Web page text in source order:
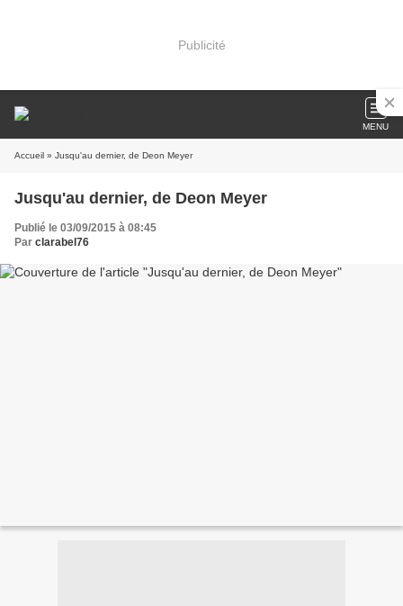
Publicité
MENU
Accueil » Jusqu'au dernier, de Deon Meyer
Jusqu'au dernier, de Deon Meyer
Publié le 03/09/2015 à 08:45
Par clarabel76